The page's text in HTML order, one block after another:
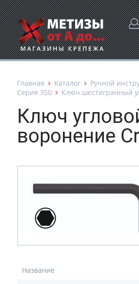
Главная Каталог Ручной
Серия 350
Ключ шестигранный
Ключ
воронение
Название